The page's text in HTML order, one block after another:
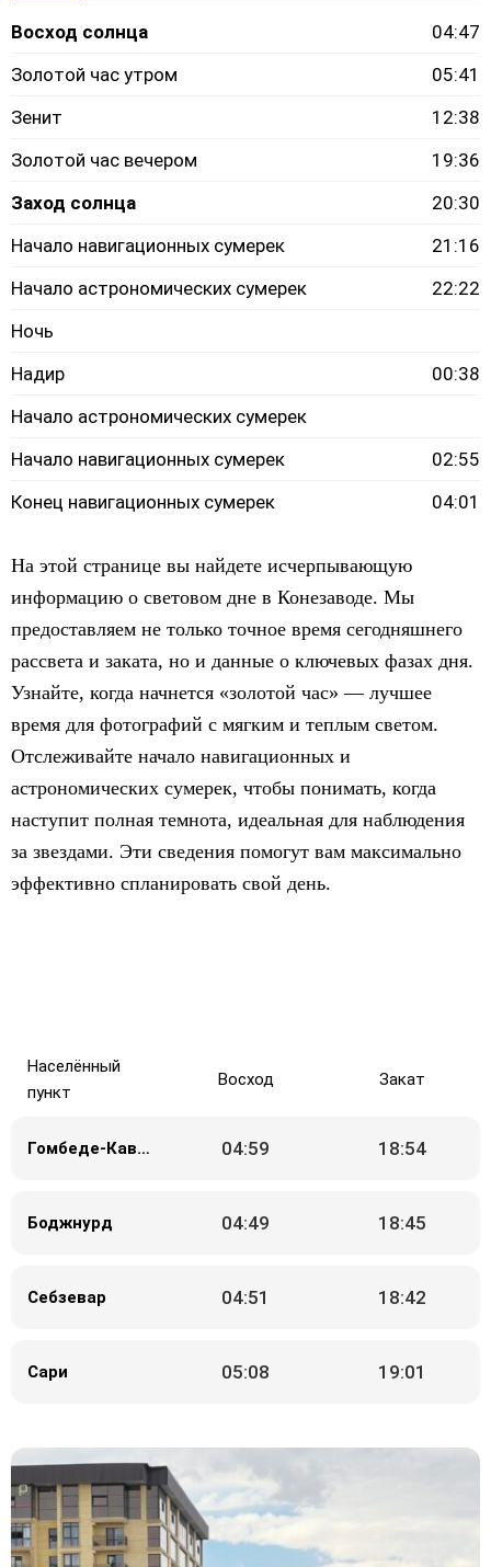
Восход солнца
04:47
Золотой час утром
05:41
Зенит
12:38
Золотой час вечером
19:36
Заход солнца
20:30
Начало навигационных сумерек
21:16
Начало астрономических сумерек
22:22
Ночь
Надир
00:38
Начало астрономических сумерек
Начало навигационных сумерек
02:55
Конец навигационных сумерек
04:01
На этой странице вы найдете исчерпывающую
информацию о световом дне в Конезаводе. Мы
предоставляем не только точное время сегодняшнего
рассвета и заката, но и данные о ключевых фазах дня.
Узнайте, когда начнется «золотой час» — лучшее
время для фотографий с мягким и теплым светом.
Отслеживайте начало навигационных и
астрономических сумерек, чтобы понимать, когда
наступит полная темнота, идеальная для наблюдения
за звездами. Эти сведения помогут вам максимально
эффективно спланировать свой день.
Населённый
пункт
Восход Закат
Гомбеде-Кавус 04:59 18:54
Боджнурд 04:49 18:45
Себзевар 04:51 18:42
Сари 05:08 19:01